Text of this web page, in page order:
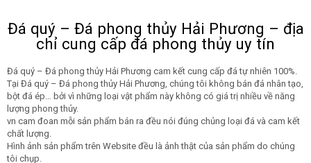
Đá quý – Đá phong thủy Hải Phương – địa
chỉ cung cấp đá phong thủy uy tín
Đá quý – Đá phong thủy Hải Phương cam kết cung cấp đá tự nhiên 100%.
Tại Đá quý – Đá phong thủy Hải Phương, chúng tôi không bán đá nhân tạo,
bột đá ép… bởi vì những loại vật phẩm này không có giá trị nhiều về năng
lượng phong thủy.
vn cam đoan mỗi sản phẩm bán ra đều nói đúng chủng loại đá và cam kết
chất lượng.
Hình ảnh sản phẩm trên Website đều là ảnh thật của sản phẩm do chúng
tôi chụp.